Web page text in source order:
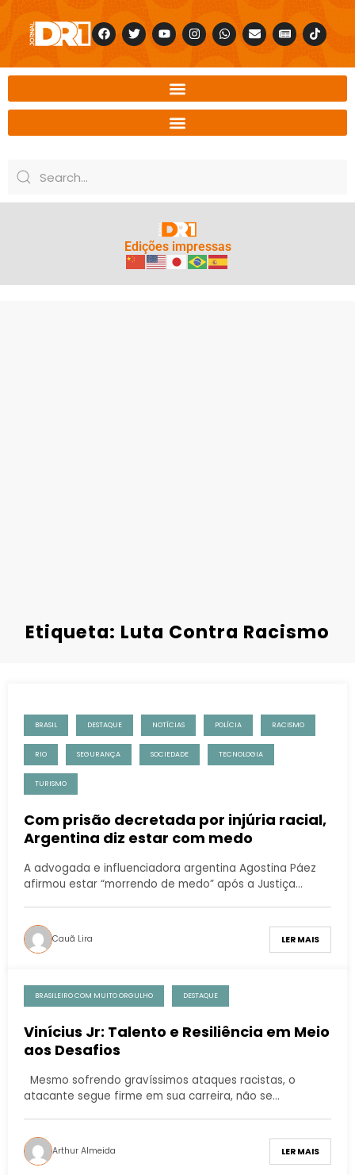
Edições impressas
Etiqueta: Luta Contra Racismo
BRASIL DESTAQUE NOTÍCIAS POLÍCIA RACISMO
RIO SEGURANÇA SOCIEDADE TECNOLOGIA
TURISMO
Com prisão decretada por injúria racial,
Argentina diz estar com medo
A advogada e influenciadora argentina Agostina Páez
afirmou estar “morrendo de medo” após a Justiça…
Cauã Lira LER MAIS
BRASILEIRO COM MUITO ORGULHO DESTAQUE
Vinícius Jr: Talento e Resiliência em Meio
aos Desafios
Mesmo sofrendo gravíssimos ataques racistas, o
atacante segue firme em sua carreira, não se…
Arthur Almeida LER MAIS